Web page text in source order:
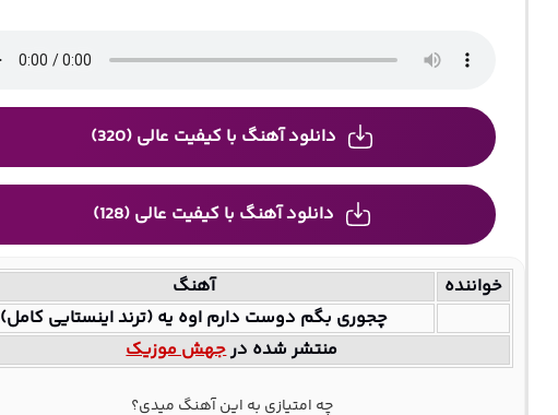
دانلود آهنگ با کیفیت عالی (320)
دانلود آهنگ با کیفیت عالی (128)
خواننده
آهنگ
چجوری بگم دوست دارم اوه یه (ترند اینستایی کامل)
منتشر شده درجهش موزیک
چه امتیازی به این آهنگ میدی؟